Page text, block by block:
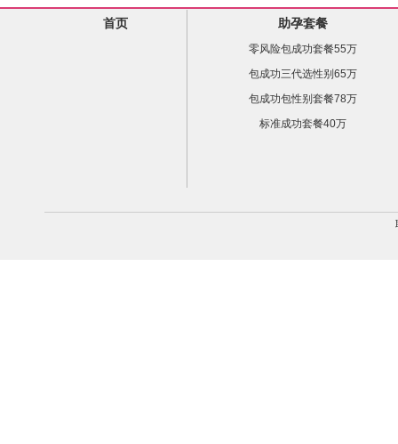
首页 助孕套餐
零风险包成功套餐55万
包成功三代选性别65万
包成功包性别套餐78万
标准成功套餐40万